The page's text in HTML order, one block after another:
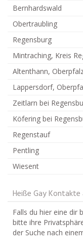
Bernhardswald
Obertraubling
Regensburg
Mintraching, Kreis
Altenthann,
Lappersdorf,
Zeitlarn bei
Köfering bei
Regenstauf
Pentling
Wiesent
Heiße Gay Kontakte
Falls du hier eine dir
bitte ihre
der Suche nach